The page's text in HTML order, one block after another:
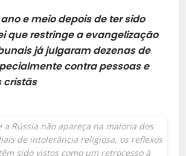
e meio depois de ter sido
que restringe a evangelização
já julgaram dezenas de
contra pessoas e
cristãs
a Rússia não apareça na maioria dos
de intolerância religiosa, os reflexos
sido vistos como um retrocesso à